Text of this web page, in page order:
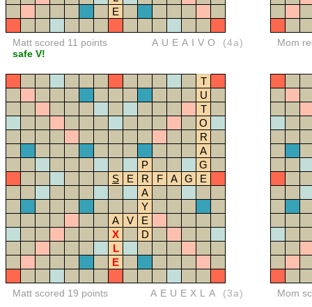
E
Matt scored 11 points
safe V!
AUEAIVO (4a) Mom
T
U
T
O
R
A
P
G
S
E R F A G
E
A
Y
A
V
E
X
D
L
E
Matt scored 19 points AEUEXLA (3a) Mom